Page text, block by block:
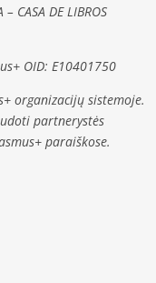
CASA DE LIBROS
OID: E10401750
organizacijų sistemoje.
partnerystės
paraiškose.